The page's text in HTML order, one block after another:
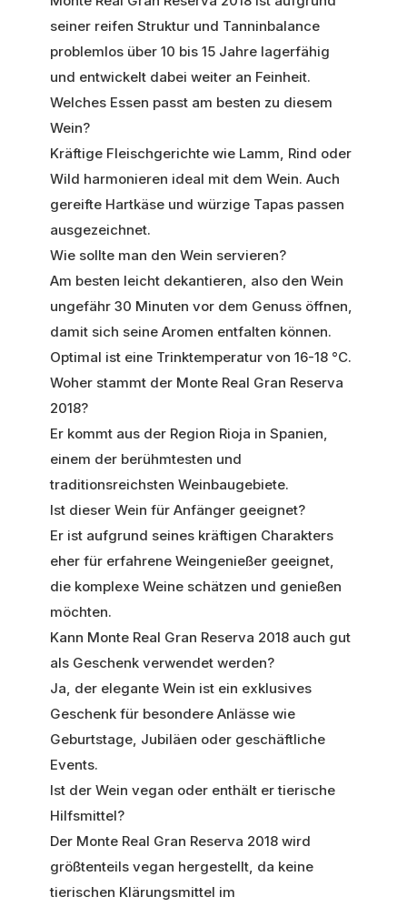
seiner reifen Struktur und Tanninbalance
problemlos über 10 bis 15 Jahre lagerfähig
und entwickelt dabei weiter an Feinheit.
Welches Essen passt am besten zu diesem
Wein?
Kräftige Fleischgerichte wie Lamm, Rind oder
Wild harmonieren ideal mit dem Wein. Auch
gereifte Hartkäse und würzige Tapas passen
ausgezeichnet.
Wie sollte man den Wein servieren?
Am besten leicht dekantieren, also den Wein
ungefähr 30 Minuten vor dem Genuss öffnen,
damit sich seine Aromen entfalten können.
Optimal ist eine Trinktemperatur von 16-18 °C.
Woher stammt der Monte Real Gran Reserva
2018?
Er kommt aus der Region Rioja in Spanien,
einem der berühmtesten und
traditionsreichsten Weinbaugebiete.
Ist dieser Wein für Anfänger geeignet?
Er ist aufgrund seines kräftigen Charakters
eher für erfahrene Weingenießer geeignet,
die komplexe Weine schätzen und genießen
möchten.
Kann Monte Real Gran Reserva 2018 auch gut
als Geschenk verwendet werden?
Ja, der elegante Wein ist ein exklusives
Geschenk für besondere Anlässe wie
Geburtstage, Jubiläen oder geschäftliche
Events.
Ist der Wein vegan oder enthält er tierische
Hilfsmittel?
Der Monte Real Gran Reserva 2018 wird
größtenteils vegan hergestellt, da keine
tierischen Klärungsmittel im